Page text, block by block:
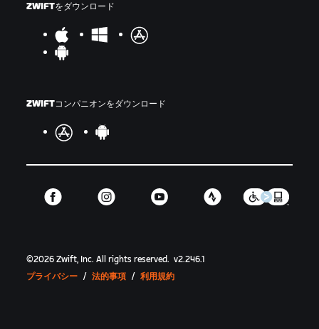
ZWIFTをダウンロード
ZWIFTコンパニオンをダウンロード
©2026 Zwift, Inc.All rights reserved. v2.246.1
プライバシー / 法的事項 / 利用規約